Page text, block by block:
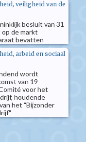
veiligheid van de
besluit van 31
de markt
bevatten
arbeid en sociaal
wordt
van 19
voor het
houdende
het "Bijzonder